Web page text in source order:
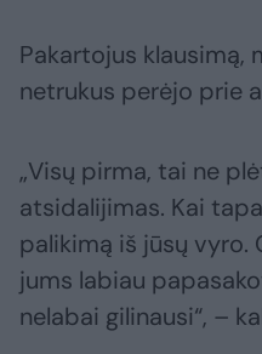
Pakartojus klausimą,
netrukus perėjo prie
„Visų pirma, tai ne
atsidalijimas. Kai
palikimą iš jūsų vyro.
jums labiau
nelabai gilinausi“, –